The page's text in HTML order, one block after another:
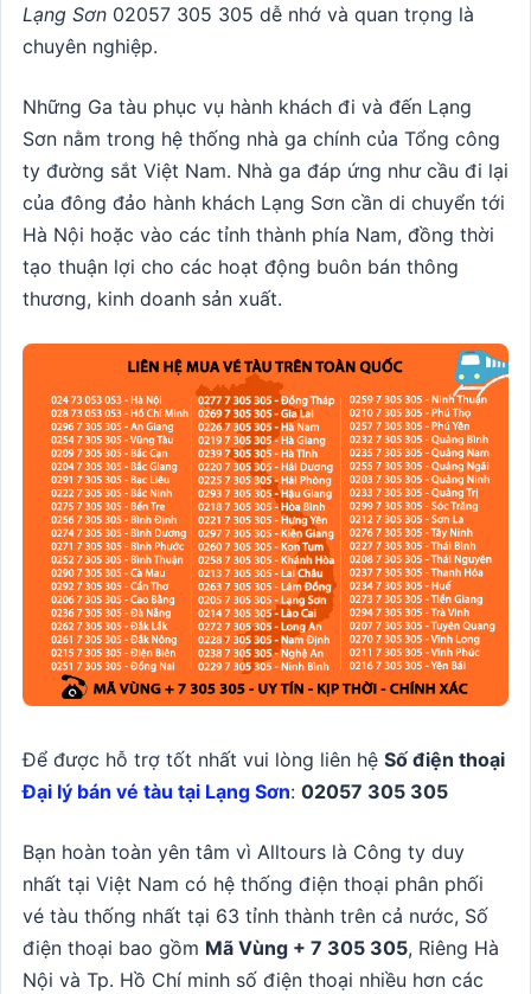
Lạng Sơn 02057 305 305 dễ nhớ và quan trọng là
chuyên nghiệp.
Những Ga tàu phục vụ hành khách đi và đến Lạng
Sơn nằm trong hệ thống nhà ga chính của Tổng công
ty đường sắt Việt Nam. Nhà ga đáp ứng như cầu đi lại
của đông đảo hành khách Lạng Sơn cần di chuyển tới
Hà Nội hoặc vào các tỉnh thành phía Nam, đồng thời
tạo thuận lợi cho các hoạt động buôn bán thông
thương, kinh doanh sản xuất.
Để được hỗ trợ tốt nhất vui lòng liên hệ Số điện thoại
Đại lý bán vé tàu tại Lạng Sơn: 02057 305 305
Bạn hoàn toàn yên tâm vì Alltours là Công ty duy
nhất tại Việt Nam có hệ thống điện thoại phân phối
vé tàu thống nhất tại 63 tỉnh thành trên cả nước, Số
điện thoại bao gồm Mã Vùng + 7 305 305, Riêng Hà
Nội và Tp. Hồ Chí minh số điện thoại nhiều hơn các